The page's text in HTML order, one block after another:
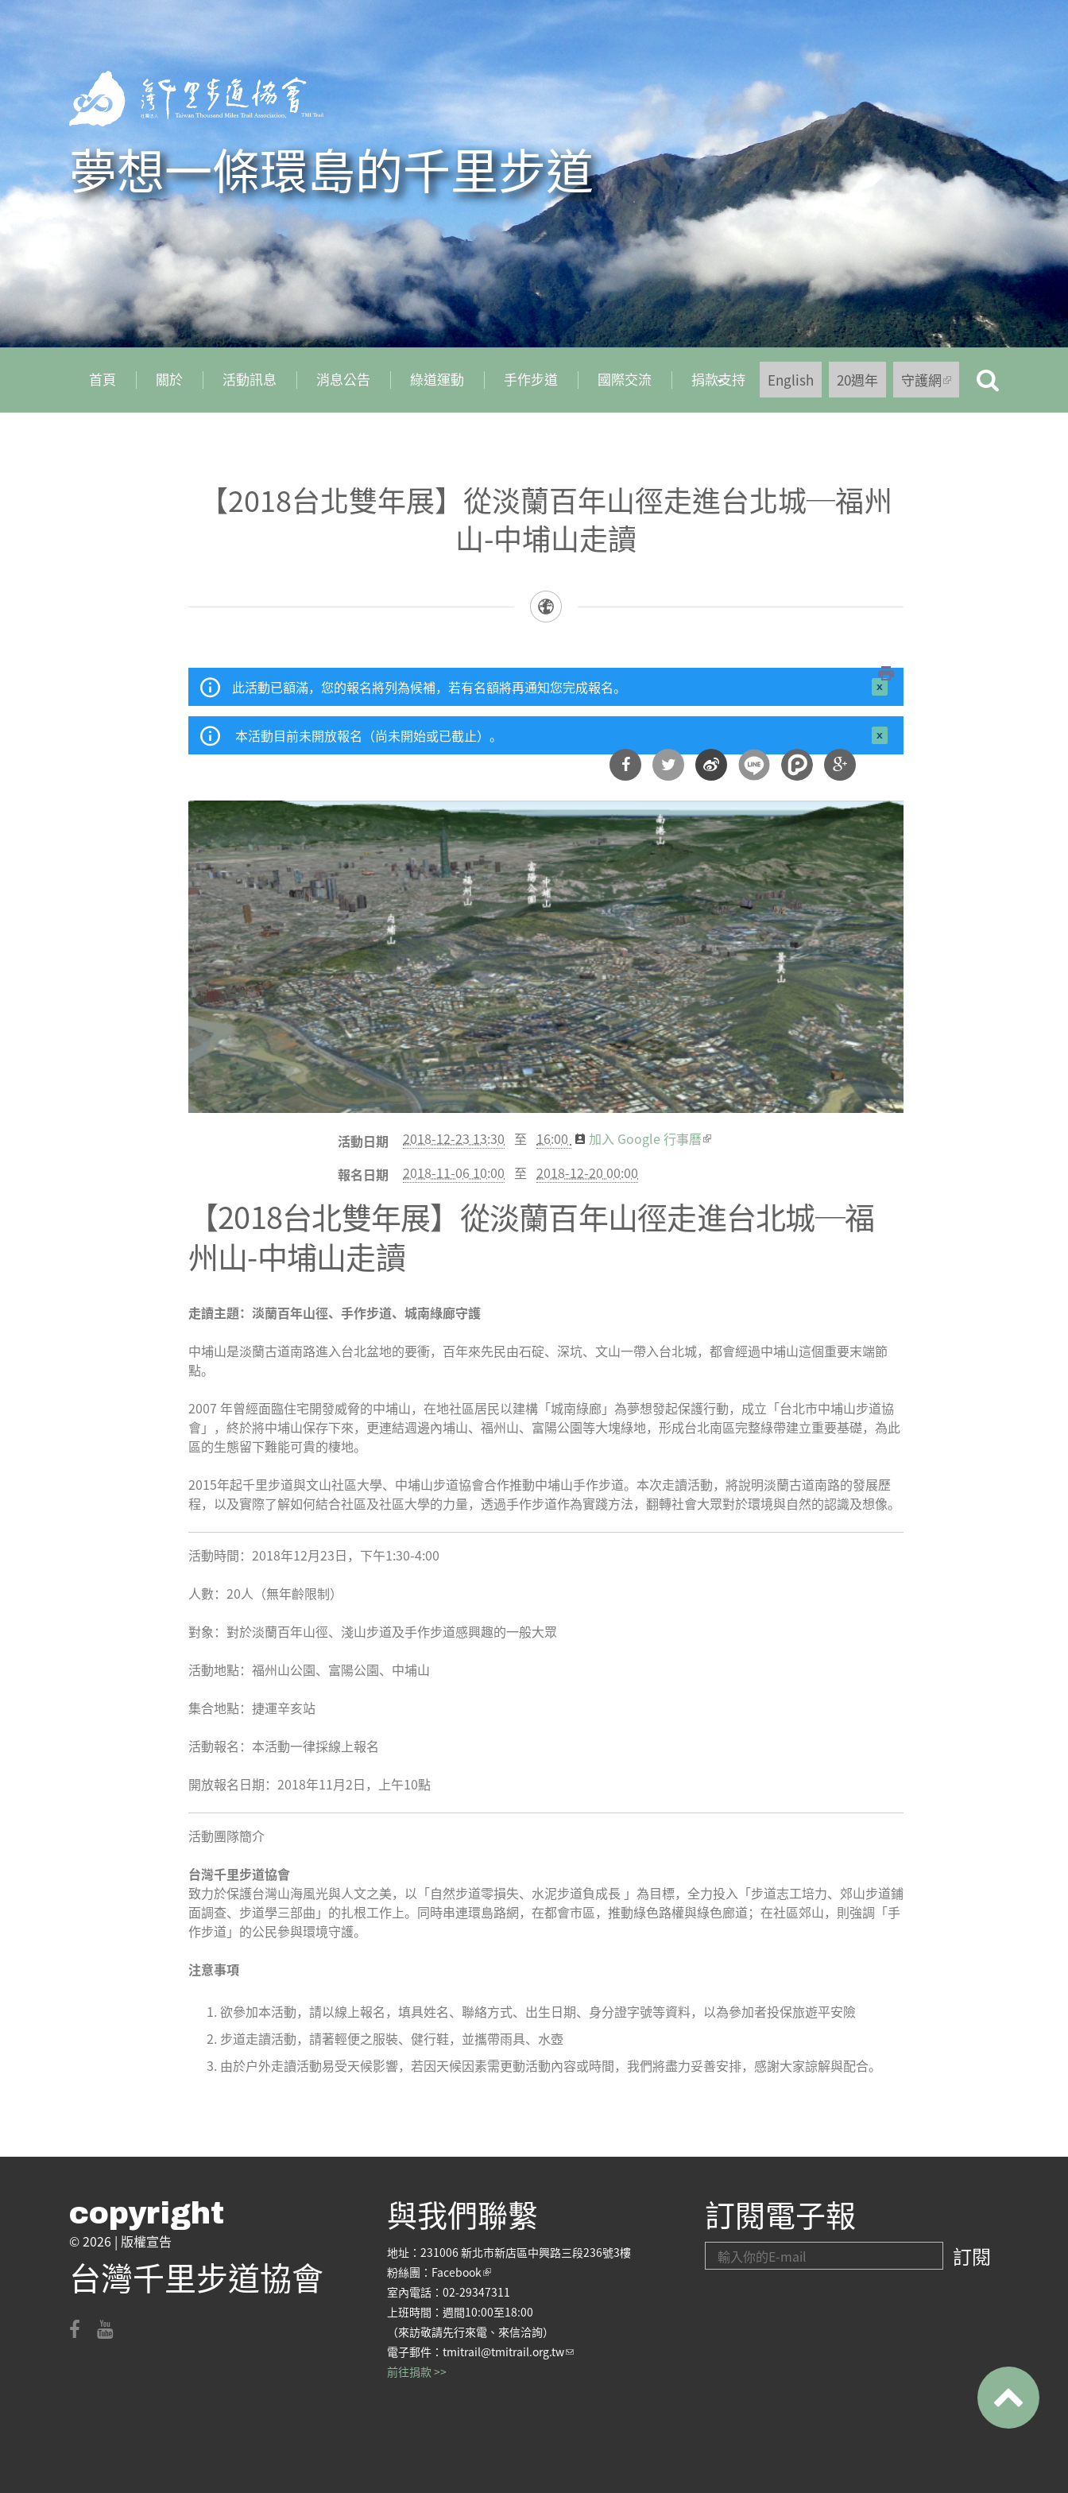
夢想一條環島的千里步道
首頁 關於 活動訊息 消息公告 綠道運動 手作步道 國際交流 捐款支持 English 20週年 守護網(link is
external)
【2018台北雙年展】從淡蘭百年山徑走進台北城─福州
山-中埔山走讀
message.
此活動已額滿，您的報名將列為候補，若有名額將再通知您完成報名。
message.
本活動目前未開放報名（尚未開始或已截止）。
分享
到
Facebook
分享
到
Twitter
分享
到微
博
分享
到
Google
Plus
活動日期 2018-12-23 13:30 至 16:00 加入 Google 行事曆(link is external)
報名日期
2018-11-06 10:00 至 2018-12-20 00:00
【2018台北雙年展】從淡蘭百年山徑走進台北城─福
州山-中埔山走讀
走讀主題：淡蘭百年山徑、手作步道、城南綠廊守護
中埔山是淡蘭古道南路進入台北盆地的要衝，百年來先民由石碇、深坑、文山一帶入台北城，都會經過中埔山這個重要末端節
點。
2007 年曾經面臨住宅開發威脅的中埔山，在地社區居民以建構「城南綠廊」為夢想發起保護行動，成立「台北市中埔山步道協
會」，終於將中埔山保存下來，更連結週邊內埔山、福州山、富陽公園等大塊綠地，形成台北南區完整綠帶建立重要基礎，為此
區的生態留下難能可貴的棲地。
2015年起千里步道與文山社區大學、中埔山步道協會合作推動中埔山手作步道。本次走讀活動，將說明淡蘭古道南路的發展歷
程，以及實際了解如何結合社區及社區大學的力量，透過手作步道作為實踐方法，翻轉社會大眾對於環境與自然的認識及想像。
活動時間：2018年12月23日，下午1:30-4:00
人數：20人（無年齡限制）
對象：對於淡蘭百年山徑、淺山步道及手作步道感興趣的一般大眾
活動地點：福州山公園、富陽公園、中埔山
集合地點：捷運辛亥站
活動報名：本活動一律採線上報名
開放報名日期：2018年11月2日，上午10點
活動團隊簡介
台灣千里步道協會
致力於保護台灣山海風光與人文之美，以「自然步道零損失、水泥步道負成長 」為目標，全力投入「步道志工培力、郊山步道鋪
面調查、步道學三部曲」的扎根工作上。同時串連環島路網，在都會市區，推動綠色路權與綠色廊道；在社區郊山，則強調「手
作步道」的公民參與環境守護。
注意事項
欲參加本活動，請以線上報名，填具姓名、聯絡方式、出生日期、身分證字號等資料，以為參加者投保旅遊平安險
步道走讀活動，請著輕便之服裝、健行鞋，並攜帶雨具、水壺
由於戶外走讀活動易受天候影響，若因天候因素需更動活動內容或時間，我們將盡力妥善安排，感謝大家諒解與配合。
copyright
© 2026 | 版權宣告
台灣千里步道協會
與我們聯繫
地址：231006 新北市新店區中興路三段236號3樓
粉絲團： Facebook(link is external)
室內電話：02-29347311
上班時間：週間10:00至18:00
（來訪敬請先行來電、來信洽詢）
電子郵件： tmitrail@tmitrail.org.tw(link sends e-mail)
前往捐款 >>
訂閱電子報